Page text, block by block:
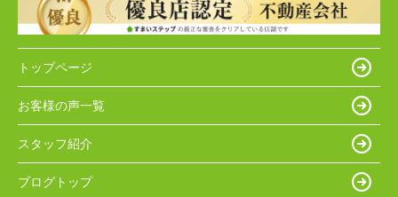
トップページ
お客様の声一覧
スタッフ紹介
ブログトップ